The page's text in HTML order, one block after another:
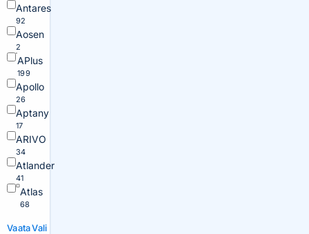
Antares
92
Aosen
2
APlus
199
Apollo
26
Aptany
17
ARIVO
34
Atlander
41
Atlas
68
VaataVali